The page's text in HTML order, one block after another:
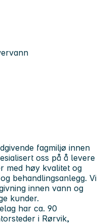
fagmiljø innen
oss på å levere
med høy kvalitet og
behandlingsanlegg. Vi
innen vann og
kunder.
har ca. 90
i Rørvik,